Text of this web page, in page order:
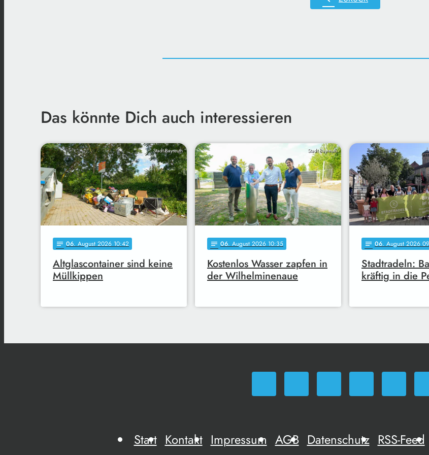
Das könnte Dich auch interessieren
Stadt Bayreuth
notes 06. August 2026 10:42
Altglascontainer sind keine
Müllkippen
Stadt Bayreuth
notes 06. August 2026 10:35
Kostenlos Wasser zapfen in
der Wilhelminenaue
notes 06. August 2026
Stadtradeln:
kräftig in die
Start Kontakt Impressum AGB Datenschutz RSS-Feed